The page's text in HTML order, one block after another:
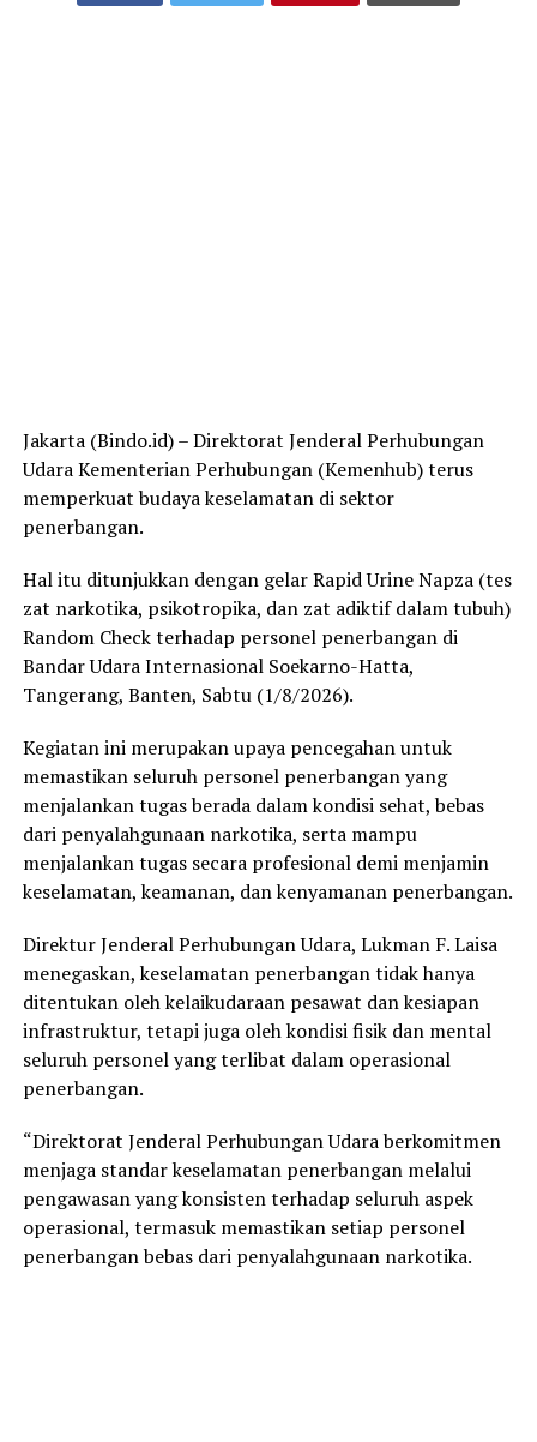
Jakarta (Bindo.id) – Direktorat Jenderal Perhubungan
Udara Kementerian Perhubungan (Kemenhub) terus
memperkuat budaya keselamatan di sektor
penerbangan.
Hal itu ditunjukkan dengan gelar Rapid Urine Napza (tes
zat narkotika, psikotropika, dan zat adiktif dalam tubuh)
Random Check terhadap personel penerbangan di
Bandar Udara Internasional Soekarno-Hatta,
Tangerang, Banten, Sabtu (1/8/2026).
Kegiatan ini merupakan upaya pencegahan untuk
memastikan seluruh personel penerbangan yang
menjalankan tugas berada dalam kondisi sehat, bebas
dari penyalahgunaan narkotika, serta mampu
menjalankan tugas secara profesional demi menjamin
keselamatan, keamanan, dan kenyamanan penerbangan.
Direktur Jenderal Perhubungan Udara, Lukman F. Laisa
menegaskan, keselamatan penerbangan tidak hanya
ditentukan oleh kelaikudaraan pesawat dan kesiapan
infrastruktur, tetapi juga oleh kondisi fisik dan mental
seluruh personel yang terlibat dalam operasional
penerbangan.
“Direktorat Jenderal Perhubungan Udara berkomitmen
menjaga standar keselamatan penerbangan melalui
pengawasan yang konsisten terhadap seluruh aspek
operasional, termasuk memastikan setiap personel
penerbangan bebas dari penyalahgunaan narkotika.